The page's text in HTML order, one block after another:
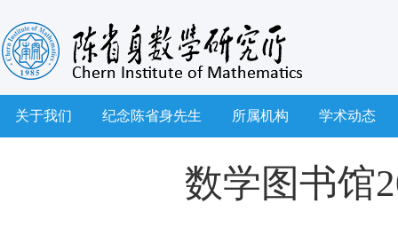
关于我们 纪念陈省身先生 所属机构 学术动态
数学图书馆